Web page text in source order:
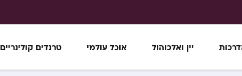
יין ואלכוהול אוכל עולמי טרנדים קולינריים